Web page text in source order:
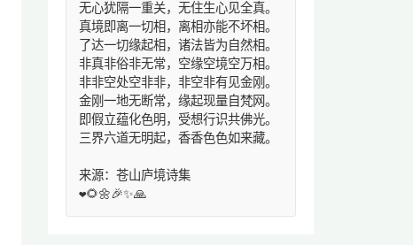
无心犹隔一重关，无住生心见全真。
真境即离一切相，离相亦能不坏相。
了达一切缘起相，诸法皆为自然相。
非真非俗非无常，空缘空境空万相。
非非空处空非非，非空非有见金刚。
金刚一地无断常，缘起现量自梵网。
即假立蕴化色明，受想行识共佛光。
三界六道无明起，香香色色如来藏。
来源：苍山庐境诗集
❤️🌻🌼🎉✨🙏